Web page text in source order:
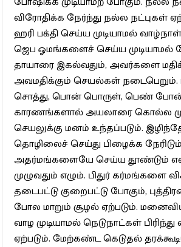
விரோதிக்க நேர்ந்து நல்ல நட்புகள்
ஹரி பக்தி செய்ய முடியாமல்
ஜெப ஓமங்களைச் செய்ய முடியாமல்
தாயாரை இகல்வதும், அவர்களை
அவமதிக்கும் செயல்கள்
சொத்து, பொன் பொருள், பெண்
காரணங்களால் அயலாரை கொல்ல
செயலுக்கு மனம் உந்தப்படும்.
தொழிலைச் செய்து பிழைக்க
அதர்மங்களையே செய்ய
முழுவதும் எழும். பிதுர் கர்மங்களை
தடைபட்டு குறைபட்டு போகும்,
போல மாறும் சூழல் ஏற்படும்.
வாழ முடியாமல் நெடுநாட்கள்
ஏற்படும். மேற்கண்ட கெடுதல்